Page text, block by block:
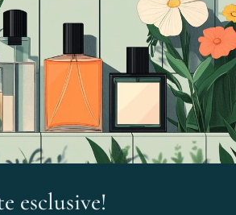
esclusive!